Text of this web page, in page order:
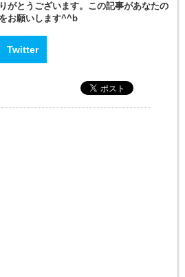
がとうございます。この記事があなたの
お願いします^^b
Twitter